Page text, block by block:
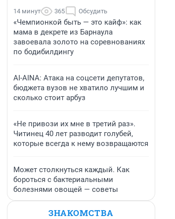
14 минут 365 Обсудить
«Чемпионкой быть — это кайф»: как
мама в декрете из Барнаула
завоевала золото на соревнованиях
по бодибилдингу
AI-AINA: Атака на соцсети депутатов,
бюджета вузов не хватило лучшим и
сколько стоит арбуз
«Не привози их мне в третий раз».
Читинец 40 лет разводит голубей,
которые всегда к нему возвращаются
Может столкнуться каждый. Как
бороться с бактериальными
болезнями овощей — советы
ЗНАКОМСТВА